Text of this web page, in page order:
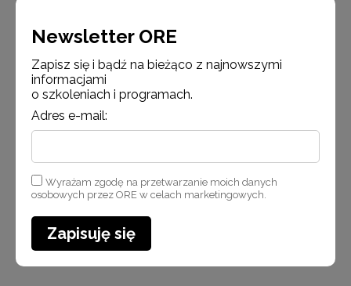
stacjonarna
Białystok
18.10.2024 r.
Piłsudskiego 25
Konferencja
stacjonarna
Warszawa
24-
ul. Poloneza 97,
#FunduszeEuropejskie #FunduszeUE
Merytoryczna informacja dotycząca form
doskonalenia zawodowego
Date: 2024-07-26, filesize: 464 KB
Newsletter ORE
Zapisz się i bądź na bieżąco z najnowszymi
informacjami
o szkoleniach i programach.
Adres e-mail:
Wyrażam zgodę na przetwarzanie moich danych
osobowych przez ORE w celach marketingowych.
Zapisuję się